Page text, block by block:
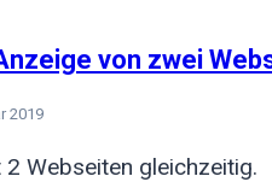
von zwei
2019
Webseiten gleichzeitig.